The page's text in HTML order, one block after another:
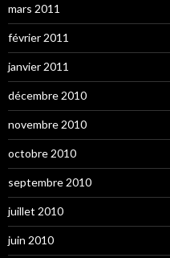
mars 2011
février 2011
janvier 2011
décembre 2010
novembre 2010
octobre 2010
septembre 2010
juillet 2010
juin 2010